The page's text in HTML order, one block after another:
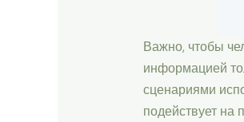
Важно, чтобы
информацией
сценариями
подействует на